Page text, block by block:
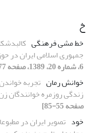
خ
خط مشی فرهنگی
جمهوری اسلامی ایران در
6، شماره 20، 1389، صفحه 77-120]
خوانش رمان تجربه
زندگی روزمره خوانندگان
صفحه 55-85]
خود تصویر ایران در